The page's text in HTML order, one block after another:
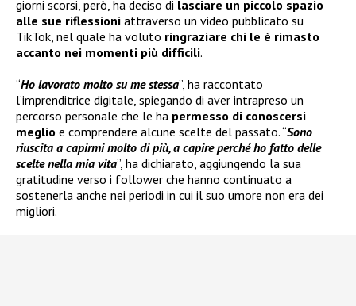
giorni scorsi, però, ha deciso di lasciare un piccolo spazio
alle sue riflessioni attraverso un video pubblicato su
TikTok, nel quale ha voluto ringraziare chi le è rimasto
accanto nei momenti più difficili.
“Ho lavorato molto su me stessa”, ha raccontato
l’imprenditrice digitale, spiegando di aver intrapreso un
percorso personale che le ha permesso di conoscersi
meglio e comprendere alcune scelte del passato. “Sono
riuscita a capirmi molto di più, a capire perché ho fatto delle
scelte nella mia vita”, ha dichiarato, aggiungendo la sua
gratitudine verso i follower che hanno continuato a
sostenerla anche nei periodi in cui il suo umore non era dei
migliori.